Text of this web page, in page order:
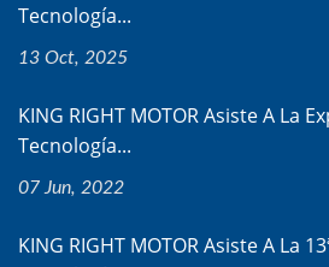
Tecnología...
13 Oct, 2025
KING RIGHT MOTOR Asiste A La
Tecnología...
07 Jun, 2022
KING RIGHT MOTOR Asiste A La